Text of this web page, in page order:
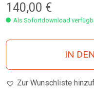
140,00 €
Als Sofortdownload
IN
Zur Wunschliste